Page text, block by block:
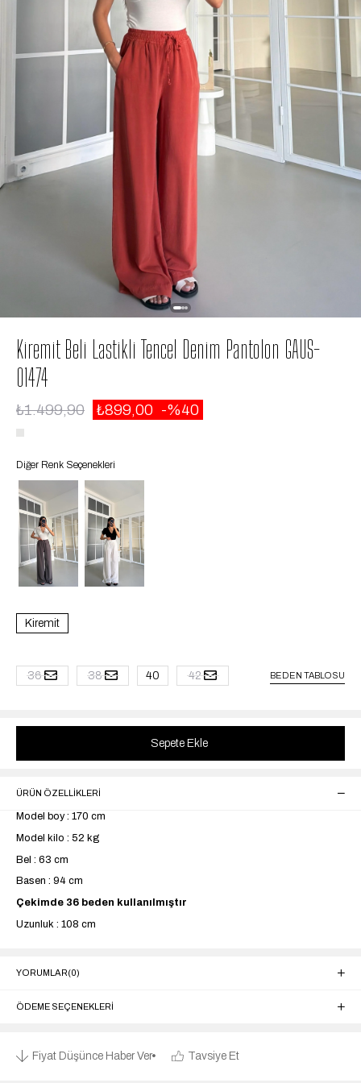
Kiremit Beli Lastikli Tencel Denim Pantolon GAUS-
01474
₺1.499,90 ₺899,00 40
Diğer Renk Seçenekleri
Kiremit
36 38 40 42 BEDEN TABLOSU
ÜRÜN ÖZELLIKLERI
Model boy : 170 cm
Model kilo : 52 kg
Bel : 63 cm
Basen : 94 cm
Çekimde 36 beden kullanılmıştır
Uzunluk : 108 cm
YORUMLAR(0)
ÖDEME SEÇENEKLERI
Fiyat Düşünce Haber Ver Tavsiye Et